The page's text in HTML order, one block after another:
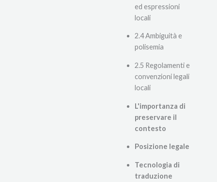
ed espressioni
locali
2.4 Ambiguità e
polisemia
2.5 Regolamenti e
convenzioni legali
locali
L'importanza di
preservare il
contesto
Posizione legale
Tecnologia di
traduzione